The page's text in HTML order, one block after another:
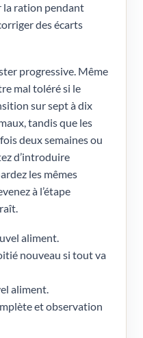
la ration pendant
des écarts
progressive. Même
mal toléré si le
sur sept à dix
tandis que les
deux semaines ou
d’introduire
les mêmes
à l’étape
aliment.
nouveau si tout va
aliment.
et observation